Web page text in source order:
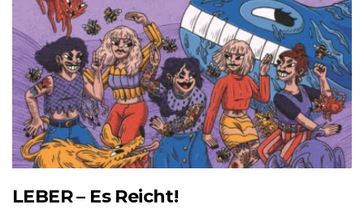
LEBER – Es Reicht!